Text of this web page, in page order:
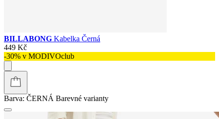
BILLABONG Kabelka Černá
449 Kč
-30% v MODIVOclub
Barva: ČERNÁ Barevné varianty